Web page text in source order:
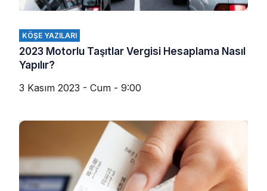
KÖŞE YAZILARI
2023 Motorlu Taşıtlar Vergisi Hesaplama Nasıl
Yapılır?
3 Kasım 2023 - Cum - 9:00